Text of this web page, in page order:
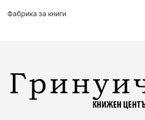
Фабрика за книги